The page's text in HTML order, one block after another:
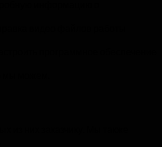
информацию о
видео файлов работы
программное обеспечение
мы можем.
них заказчику. Мы также